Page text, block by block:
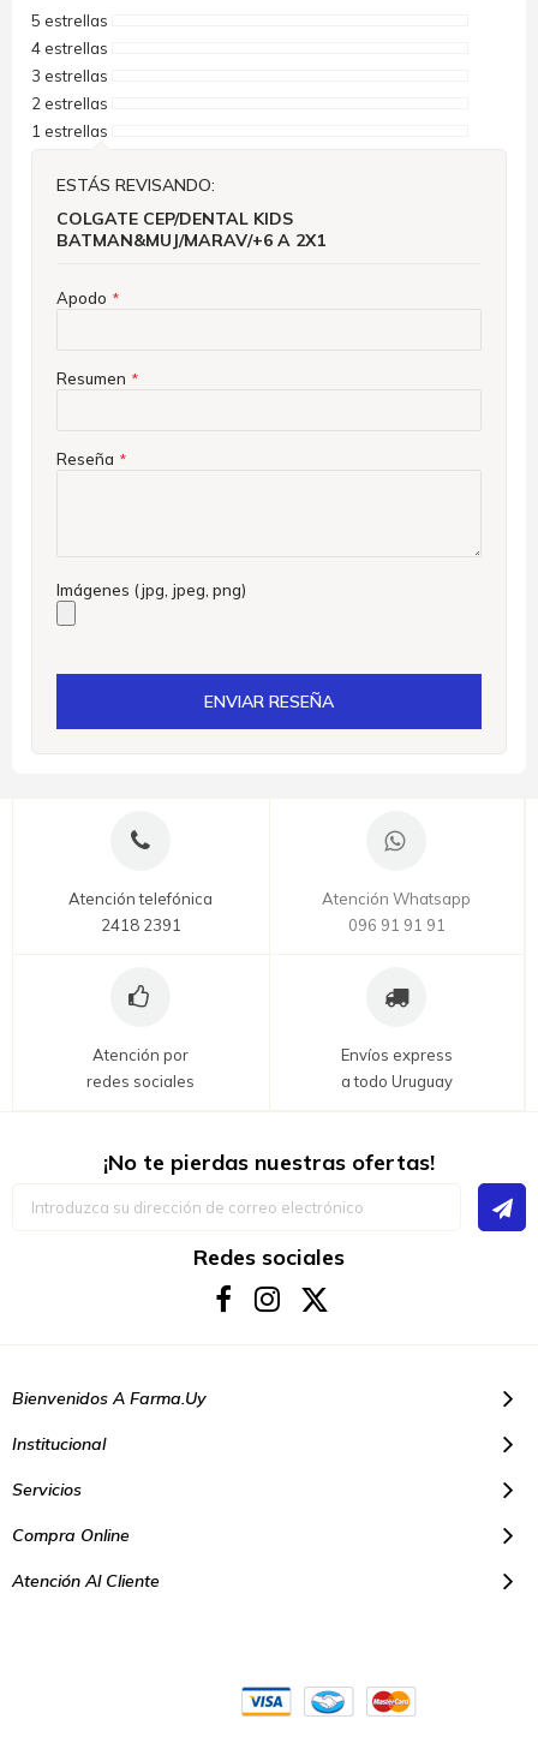
5 estrellas
4 estrellas
3 estrellas
2 estrellas
1 estrellas
ESTÁS REVISANDO:
COLGATE CEP/DENTAL KIDS
BATMAN&MUJ/MARAV/+6 A 2X1
Apodo
Resumen
Reseña
Imágenes (jpg, jpeg, png)
ENVIAR RESEÑA
Atención telefónica
2418 2391
Atención Whatsapp
096 91 91 91
Atención por
redes sociales
Envíos express
a todo Uruguay
¡No te pierdas nuestras ofertas!
Redes sociales
Bienvenidos A Farma.uy
Institucional
Servicios
Compra Online
Atención Al Cliente